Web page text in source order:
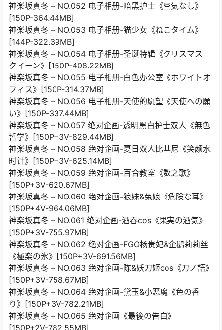
神楽坂真冬 – NO.052 电子相册-暗黑护士《空気なし》
[150P-364.44MB]
神楽坂真冬 – NO.053 电子相册-猫少女《ねこタイム》
[144P-322.39MB]
神楽坂真冬 – NO.054 电子相册-圣诞特辑《クリスマス
クイーン》[150P-408.22MB]
神楽坂真冬 – NO.055 电子相册-白色办公室《ホワイトオ
フィス》[150P-314.37MB]
神楽坂真冬 – NO.056 电子相册-天使的愿望《天使への願
い》[150P-337.44MB]
神楽坂真冬 – NO.057 绝对企画-透明黑白护士双人《無色
哲学》[150P+3V-829.44MB]
神楽坂真冬 – NO.058 绝对企画-夏日双人比基尼《笑颜水
时计》[150P+3V-625.14MB]
神楽坂真冬 – NO.059 绝对企画-百合教室《数之歌》
[150P+3V-620.67MB]
神楽坂真冬 – NO.060 绝对企画-狼妹&兔娘《危険な耳》
[150P+4V-964.06MB]
神楽坂真冬 – NO.061 绝对企画-酒吞cos《果実の酒気》
[150P+3V-755.97MB]
神楽坂真冬 – NO.062 绝对企画-FGO杨贵妃&企鹅莉莉丝
《極楽の氷》[150P+3V-691.56MB]
神楽坂真冬 – NO.063 绝对企画-陈&妖刀姬cos《刀ノ語》
[150P+3V-758.67MB]
神楽坂真冬 – NO.064 绝对企画-黛玉&小恶魔《色の香
り》[150P+3V-782.21MB]
神楽坂真冬 – NO.065 绝对企画《最後の告白》
[150P+2V-782.55MB]